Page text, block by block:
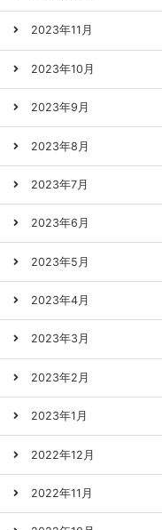
2023年11月
2023年10月
2023年9月
2023年8月
2023年7月
2023年6月
2023年5月
2023年4月
2023年3月
2023年2月
2023年1月
2022年12月
2022年11月